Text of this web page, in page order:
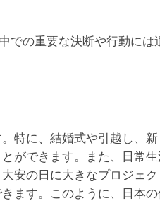
の重要な決断や行動に
特に、結婚式や引越し、
ができます。また、日常
安の日に大きなプロジェ
ます。このように、日本